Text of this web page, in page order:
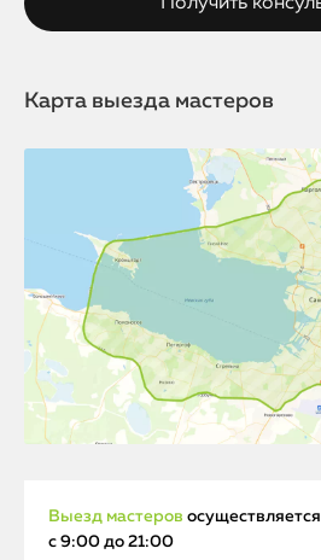
Карта выезда мастеров
Выезд мастеров осуществляется
с 9:00 до 21:00